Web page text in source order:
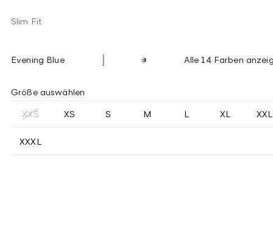
Slim Fit
Evening Blue Alle 14 Farben
Größe auswählen
XXS XS S M L XL XXL
XXXL